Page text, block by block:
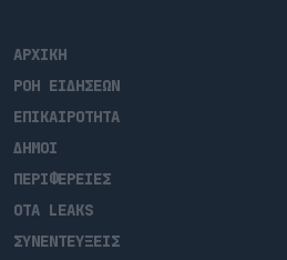
ΑΡΧΙΚΗ
ΡΟΗ ΕΙΔΗΣΕΩΝ
ΕΠΙΚΑΙΡΟΤΗΤΑ
ΔΗΜΟΙ
ΠΕΡΙΦΕΡΕΙΕΣ
OTA LEAKS
ΣΥΝΕΝΤΕΥΞΕΙΣ